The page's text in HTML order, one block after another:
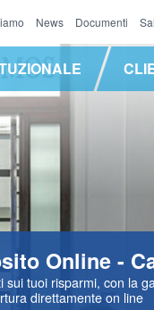
News Documenti
Online -
sui tuoi risparmi, con la
direttamente on line